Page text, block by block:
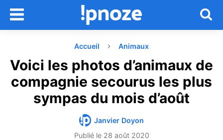
Accueil Animaux
Voici les photos d’animaux de
compagnie secourus les plus
sympas du mois d’août
Janvier Doyon
Publié le 28 août 2020